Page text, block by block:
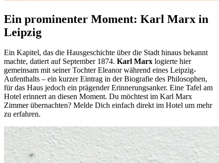
Ein prominenter Moment: Karl Marx in
Leipzig
Ein Kapitel, das die Hausgeschichte über die Stadt hinaus bekannt
machte, datiert auf September 1874. Karl Marx logierte hier
gemeinsam mit seiner Tochter Eleanor während eines Leipzig-
Aufenthalts – ein kurzer Eintrag in der Biografie des Philosophen,
für das Haus jedoch ein prägender Erinnerungsanker. Eine Tafel am
Hotel erinnert an diesen Moment. Du möchtest im Karl Marx
Zimmer übernachten? Melde Dich einfach direkt im Hotel um mehr
zu erfahren.